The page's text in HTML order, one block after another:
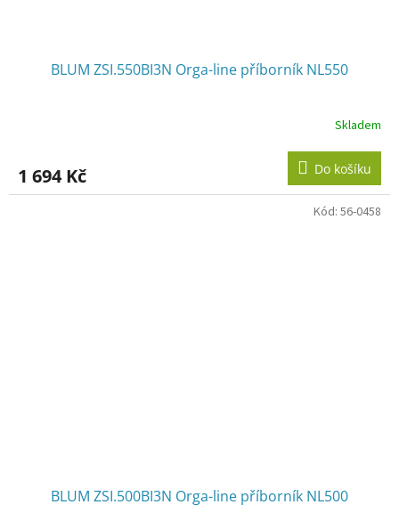
BLUM ZSI.550BI3N Orga-line příborník NL550
Skladem
1 694 Kč Do košíku
BLUM ZSI.500BI3N Orga-line příborník NL500
Kód: 56-0458